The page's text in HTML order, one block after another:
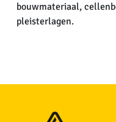
bouwmateriaal,
pleisterlagen.